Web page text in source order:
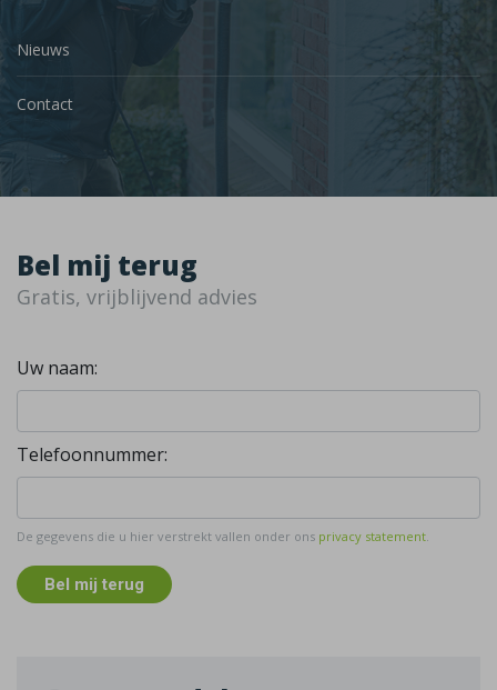
Nieuws
Contact
Bel mij terug
Gratis, vrijblijvend advies
Uw naam:
Telefoonnummer:
De gegevens die u hier verstrekt vallen onder ons privacy statement.
Bel mij terug